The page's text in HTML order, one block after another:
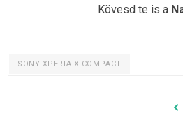
Kövesd te is a
SONY XPERIA X COMPACT